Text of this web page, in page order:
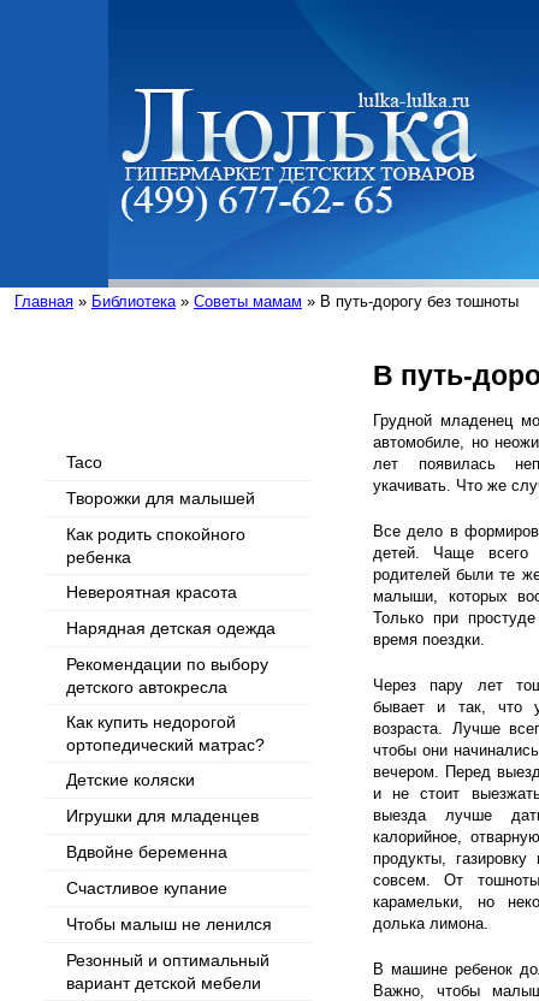
Главная » Библиотека» Советы мамам » В путь-дорогу без тошноты
Taco
Творожки для малышей
Как родить спокойного
ребенка
Невероятная красота
Нарядная детская одежда
Рекомендации по выбору
детского автокресла
Как купить недорогой
ортопедический матрас?
Детские коляски
Игрушки для младенцев
Вдвойне беременна
Счастливое купание
Чтобы малыш не ленился
Резонный и оптимальный
вариант детской мебели
В путь-
Грудной младенец
автомобиле, но
лет появилась
укачивать. Что же
Все дело в
детей. Чаще всего
родителей были те
малыши, которых
Только при
время поездки.
Через пару лет
бывает и так, что
возраста. Лучше
чтобы они
вечером. Перед
и не стоит
выезда лучше
калорийное,
продукты,
совсем. От
карамельки, но
долька лимона.
В машине ребенок
Важно, чтобы